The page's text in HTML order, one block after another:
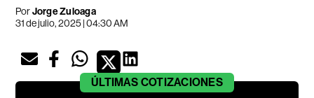
PorJorge Zuloaga
31 de julio, 2025 | 04:30 AM
ÚLTIMAS COTIZACIONES